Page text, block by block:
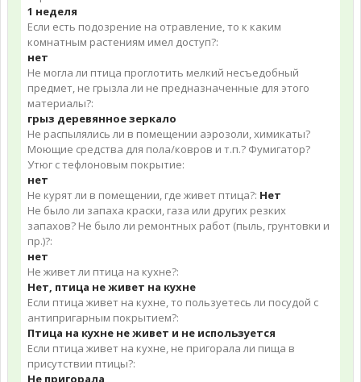
1 неделя
Если есть подозрение на отравление, то к каким
комнатным растениям имел доступ?:
нет
Не могла ли птица проглотить мелкий несъедобный
предмет, не грызла ли не предназначенные для этого
материалы?:
грыз деревянное зеркало
Не распылялись ли в помещении аэрозоли, химикаты?
Моющие средства для пола/ковров и т.п.? Фумигатор?
Утюг с тефлоновым покрытие:
нет
Не курят ли в помещении, где живет птица?: Нет
Не было ли запаха краски, газа или других резких
запахов? Не было ли ремонтных работ (пыль, грунтовки и
пр.)?:
нет
Не живет ли птица на кухне?:
Нет, птица не живет на кухне
Если птица живет на кухне, то пользуетесь ли посудой с
антипригарным покрытием?:
Птица на кухне не живет и не используется
Если птица живет на кухне, не пригорала ли пища в
присутствии птицы?:
Не пригорала